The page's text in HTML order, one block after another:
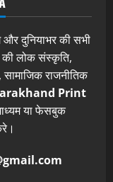
और दुनियाभर की सभी
की लोक संस्कृति,
राजनीतिक
Print
या फेसबुक